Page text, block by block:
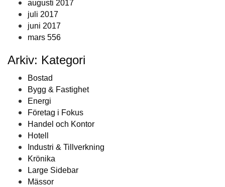
augusti 2017
juli 2017
juni 2017
mars 556
Arkiv: Kategori
Bostad
Bygg & Fastighet
Energi
Företag i Fokus
Handel och Kontor
Hotell
Industri & Tillverkning
Krönika
Large Sidebar
Mässor